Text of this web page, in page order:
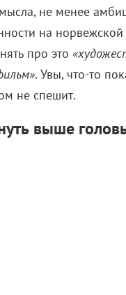
не менее
на норвежской
про это
. Увы, что-то
не спешит.
выше